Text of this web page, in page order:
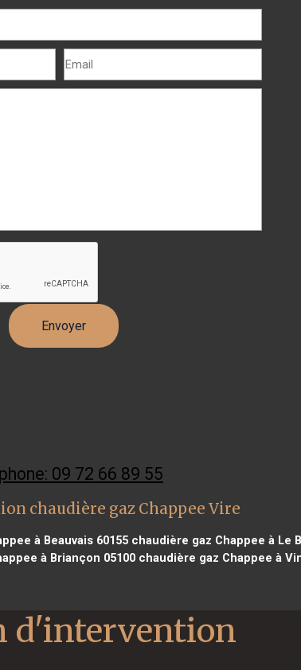
09 72 66 89 55
chaudière gaz Chappee Vire
à Beauvais 60155chaudière gaz Chappee à Le
à Briançon 05100 chaudière gaz Chappee à
d'intervention